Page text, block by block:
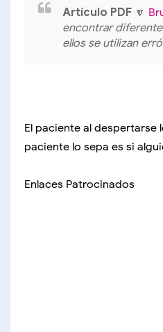
Artículo PDF 🔽
encontrar
ellos se utilizan
El paciente al despertarse
paciente lo sepa es si
Enlaces Patrocinados